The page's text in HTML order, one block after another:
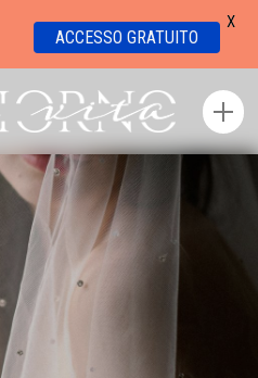
ACCESSO GRATUITO
X